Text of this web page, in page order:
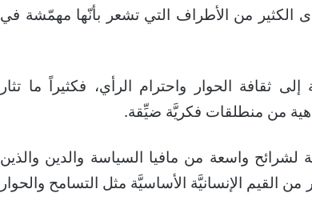
الكثير من الأطراف التي تشعر بأنّها مهمّشة في
ثقافة الحوار واحترام الرأي، فكثيراً ما تثار
من منطلقات فكريَّة ضيِّقة.
لشرائح واسعة من مافيا السياسة والدين والذين
القيم الإنسانيَّة الأساسيَّة مثل التسامح والحوار